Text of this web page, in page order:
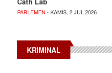
PARLEMEN - KAMIS, 2 JUL 2026
KRIMINAL